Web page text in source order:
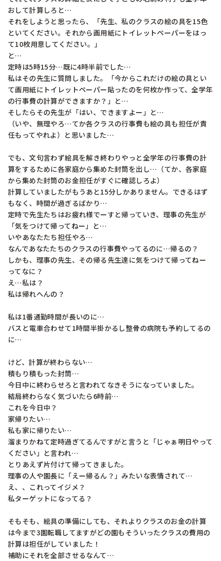
おして計算しろと…
それをしようと思ったら、「先生、私のクラスの絵の具を15色
といてください。それから画用紙にトイレットペーパーをはっ
て10枚用意してください。」
と…
定時は5時15分…既に4時半前でした…
私はその先生に質問しました。「今からこれだけの絵の具とい
て画用紙にトイレットペーパー貼ったのを何枚か作って、全学年
の行事費の計算ができますか？」と…
そしたらその先生が「はい、できますよー」と…
（いや、無理やろ…てか各クラスの行事費も絵の具も担任が責
任もってやれよ）と思いました…
でも、文句言わず絵具を解き終わりやっと全学年の行事費の計
算をするために各家庭から集めた封筒を出し…（てか、各家庭
から集めた封筒のお金担任がすぐに確認しろよ）
計算していましたがもうあと15分しかありません。できるはず
もなく、時間が過ぎるばかり…
定時で先生たちはお疲れ様でーすと帰っていき、理事の先生が
「気をつけて帰ってねー」と…
いやあなたたち担任やろ…
なんであなたたちのクラスの行事費やってるのに…帰るの？
しかも、理事の先生、その帰る先生達に気をつけて帰ってねー
ってなに？
え…私は？
私は帰れへんの？
私は1番通勤時間が長いのに…
バスと電車合わせて1時間半掛かるし整骨の病院も予約してるの
に…
けど、計算が終わらない…
積もり積もった封筒…
今日中に終わらせろと言われてなきそうになっていました。
結局終わらなく気づいたら6時前…
これを今日中？
家帰りたい…
私も家に帰りたい…
溜まりかねて定時過ぎてるんですがと言うと「じゃぁ明日やって
ください」と言われ…
とりあえず片付けて帰ってきました。
理事の人や園長に「えー帰るん？」みたいな表情されて…
え、、これってイジメ？
私ターゲットになってる？
そもそも、絵具の準備にしても、それよりクラスのお金の計算
は今まで3園転職してますがどの園もそういったクラスの費用の
計算は担任がしていました！
補助にそれを全部させるなんて…